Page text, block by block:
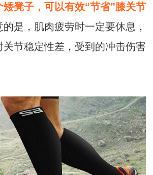
凳子，可以有效“节省”膝关节
的是，肌肉疲劳时一定要休息，
关节稳定性差，受到的冲击伤害